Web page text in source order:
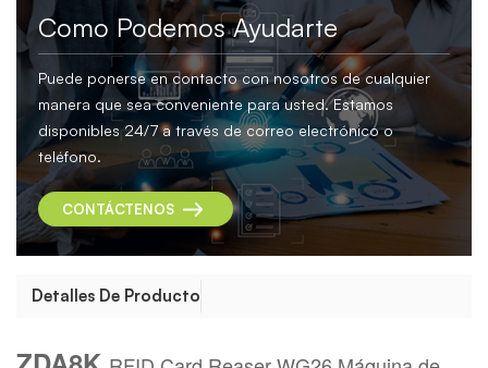
Como Podemos Ayudarte
Puede ponerse en contacto con nosotros de cualquier
manera que sea conveniente para usted. Estamos
disponibles 24/7 a través de correo electrónico o
teléfono.
CONTÁCTENOS
Detalles De Producto